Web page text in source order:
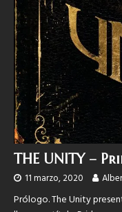
THE UNITY –
11 marzo, 2020
Prólogo. The Unity